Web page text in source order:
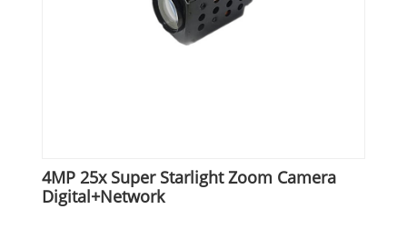
4MP 25x Super Starlight Zoom Camera
Digital+Network